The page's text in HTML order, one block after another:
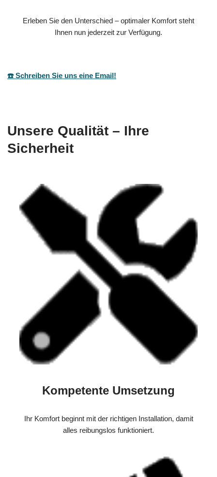
Erleben Sie den Unterschied – optimaler Komfort steht
Ihnen nun jederzeit zur Verfügung.
☎️ Schreiben Sie uns eine Email!
Unsere Qualität – Ihre
Sicherheit
Kompetente Umsetzung
Ihr Komfort beginnt mit der richtigen Installation, damit
alles reibungslos funktioniert.